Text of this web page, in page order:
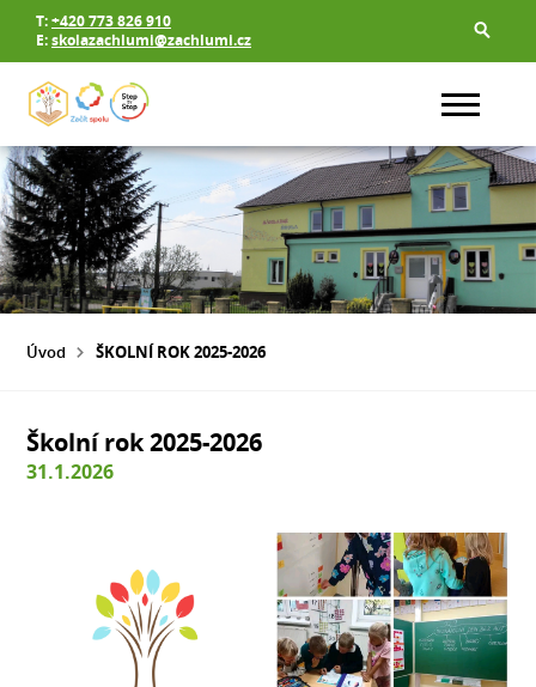
T:+420 773 826 910
E:skolazachlumi@zachlumi.cz
Úvod ŠKOLNÍ ROK 2025-2026
Školní rok 2025-2026
31.1.2026